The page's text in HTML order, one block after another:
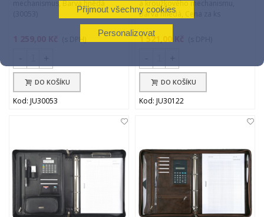
Přijmout všechny cookies
Personalizovat
mechanismus, Barva hnědá
DO KOŠÍKU
Kod: JU30053
a kroužkového mechanismu,
Barva hnědá, Cena za ks
1 521,00 Kč
DO KOŠÍKU
Kod: JU30122